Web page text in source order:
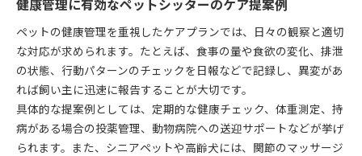
健康管理に有効なペットシッターのケア提案例
ペットの健康管理を重視したケアプランでは、日々の観察と適切
な対応が求められます。たとえば、食事の量や食欲の変化、排泄
の状態、行動パターンのチェックを日報などで記録し、異変があ
れば飼い主に迅速に報告することが大切です。
具体的な提案例としては、定期的な健康チェック、体重測定、持
病がある場合の投薬管理、動物病院への送迎サポートなどが挙げ
られます。また、シニアペットや高齢犬には、関節のマッサージ